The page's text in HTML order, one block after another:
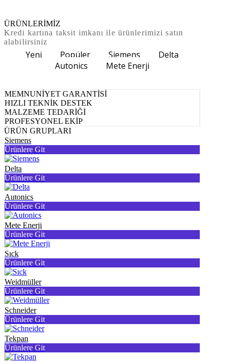
ÜRÜNLERİMİZ
Kredi kartına taksit imkanı ile ürünlerimizi satın
alabilirsiniz
Yeni Popüler Siemens
Delta
Autonics
Mete Enerji
MEMNUNİYET GARANTİSİ
HIZLI TEKNİK DESTEK
MALZEME TEDARİĞİ
PROFESYONEL EKİP
ÜRÜN GRUPLARI
Siemens
Ürünlere Git
Delta
Ürünlere Git
Autonics
Ürünlere Git
Mete Enerji
Ürünlere Git
Sıck
Ürünlere Git
Weidmüller
Ürünlere Git
Schneider
Ürünlere Git
Tekpan
Ürünlere Git